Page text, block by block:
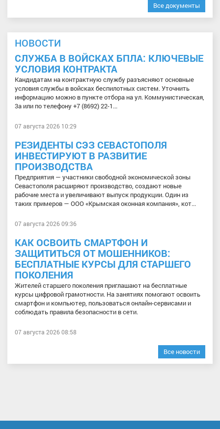
Все документы
НОВОСТИ
СЛУЖБА В ВОЙСКАХ БПЛА: КЛЮЧЕВЫЕ
УСЛОВИЯ КОНТРАКТА
Кандидатам на контрактную службу разъясняют основные
условия службы в войсках беспилотных систем. Уточнить
информацию можно в пункте отбора на ул. Коммунистическая,
3а или по телефону +7 (8692) 22-1...
07 августа 2026 10:29
РЕЗИДЕНТЫ СЭЗ СЕВАСТОПОЛЯ
ИНВЕСТИРУЮТ В РАЗВИТИЕ
ПРОИЗВОДСТВА
Предприятия — участники свободной экономической зоны
Севастополя расширяют производство, создают новые
рабочие места и увеличивают выпуск продукции. Один из
таких примеров — ООО «Крымская оконная компания», кот...
07 августа 2026 09:36
КАК ОСВОИТЬ СМАРТФОН И
ЗАЩИТИТЬСЯ ОТ МОШЕННИКОВ:
БЕСПЛАТНЫЕ КУРСЫ ДЛЯ СТАРШЕГО
ПОКОЛЕНИЯ
Жителей старшего поколения приглашают на бесплатные
курсы цифровой грамотности. На занятиях помогают освоить
смартфон и компьютер, пользоваться онлайн-сервисами и
соблюдать правила безопасности в сети.
07 августа 2026 08:58
Все новости